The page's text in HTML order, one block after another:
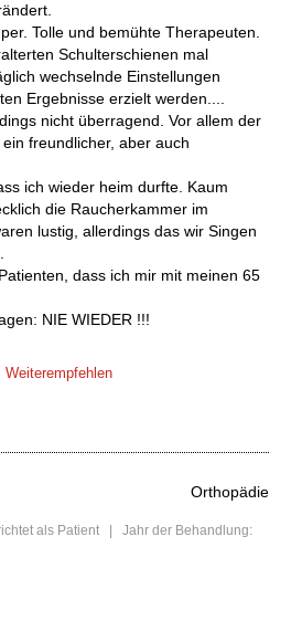
Tolle und bemühte Therapeuten.
Schulterschienen mal
wechselnde Einstellungen
Ergebnisse erzielt werden....
nicht überragend. Vor allem der
freundlicher, aber auch
ich wieder heim durfte. Kaum
die Raucherkammer im
lustig, allerdings das wir Singen
dass ich mir mit meinen 65
NIE WIEDER !!!
Weiterempfehlen
Orthopädie
als Patient | Jahr der Behandlung: